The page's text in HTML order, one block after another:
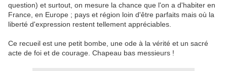
question) et surtout, on mesure la chance que l'on a d'habiter en
France, en Europe ; pays et région loin d'être parfaits mais où la
liberté d'expression restent tellement appréciables.
Ce recueil est une petit bombe, une ode à la vérité et un sacré
acte de foi et de courage. Chapeau bas messieurs !